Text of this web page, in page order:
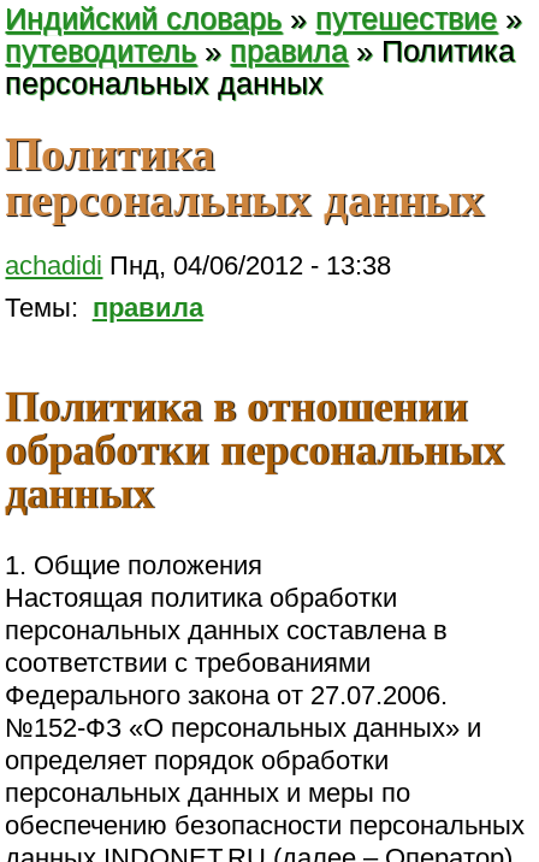
Индийский словарь » путешествие »
путеводитель » правила » Политика
персональных данных
Политика
персональных данных
achadidi Пнд, 04/06/2012 - 13:38
Темы: правила
Политика в отношении
обработки персональных
данных
1. Общие положения
Настоящая политика обработки
персональных данных составлена в
соответствии с требованиями
Федерального закона от 27.07.2006.
№152-ФЗ «О персональных данных» и
определяет порядок обработки
персональных данных и меры по
обеспечению безопасности персональных